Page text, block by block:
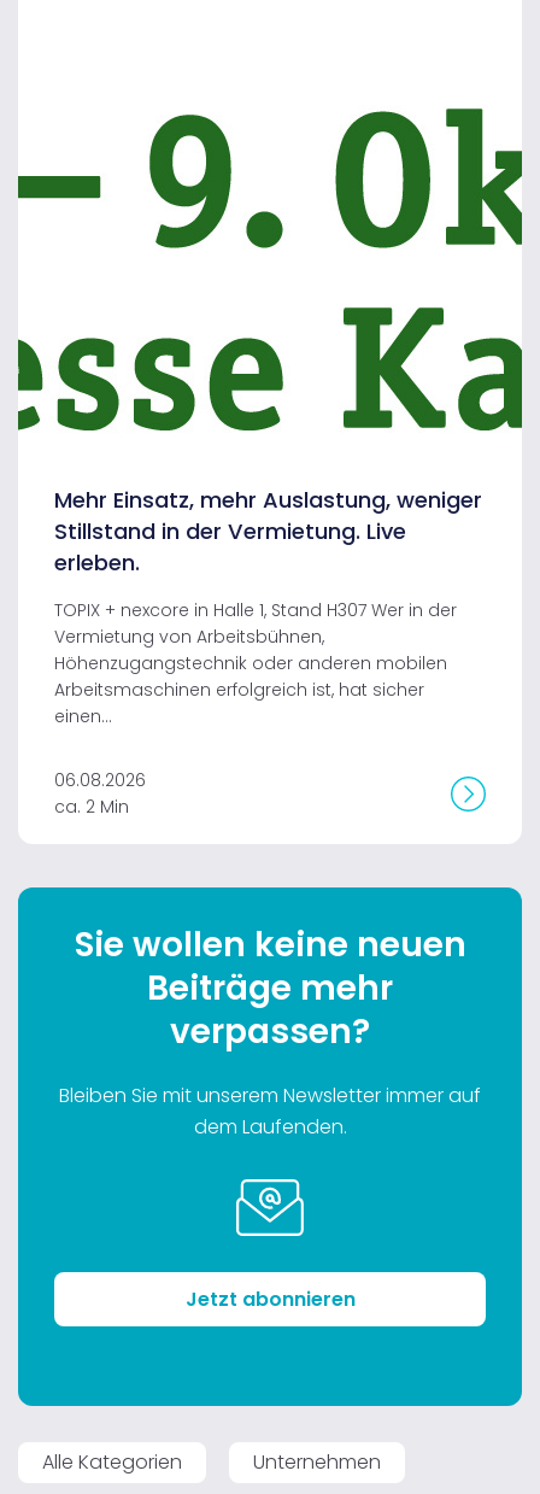
Mehr Einsatz, mehr Auslastung, weniger
Stillstand in der Vermietung. Live
erleben.
TOPIX + nexcore in Halle 1, Stand H307 Wer in der
Vermietung von Arbeitsbühnen,
Höhenzugangstechnik oder anderen mobilen
Arbeitsmaschinen erfolgreich ist, hat sicher
einen...
06.08.2026
ca. 2 Min
Sie wollen keine neuen
Beiträge mehr
verpassen?
Bleiben Sie mit unserem Newsletter immer auf
dem Laufenden.
Jetzt abonnieren
Alle Kategorien Unternehmen